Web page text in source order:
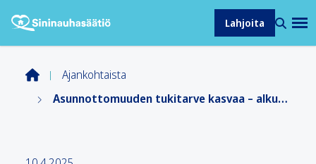
Lahjoita
Ajankohtaista
Asunnottomuuden tukitarve kasvaa – alkuvuoden verkkoyhteydenotot lisääntyivät merkittävästi